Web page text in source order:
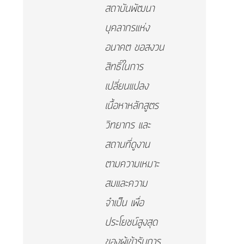
สถาบันพัฒนา
บุคลากรแห่ง
อนาคต ขอสงวน
สิทธิ์ในการ
เปลี่ยนแปลง
เนื้อหาหลักสูตร
วิทยากร และ
สถานที่ดูงาน
ตามความเหมาะ
สมและความ
จำเป็น เพื่อ
ประโยชน์สูงสุด